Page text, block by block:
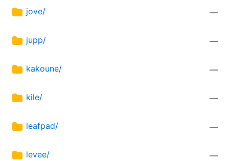
jove/ —
jupp/ —
kakoune/ —
kile/ —
leafpad/ —
levee/ —